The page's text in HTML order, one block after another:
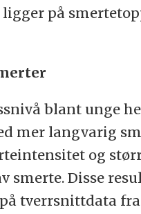
ligger på
blant unge
mer langvarig
og
smerte. Disse
tverrsnittdata